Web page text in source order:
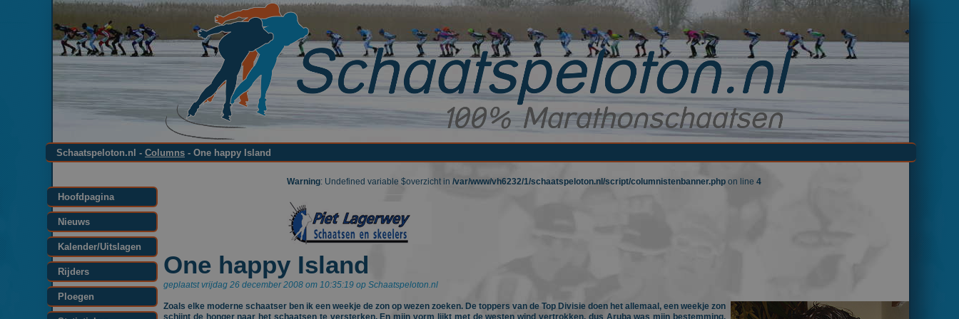
Schaatspeloton.nl - Columns - One happy Island
Hoofdpagina
Nieuws
Kalender/Uitslagen
Rijders
Ploegen
Warning: Undefined variable $overzicht in /var/www/vh6232/1/schaatspeloton.nl/script/columnistenbanner.phpon line 4
One happy Island
geplaatst vrijdag 26 december 2008 om 10:35:19 op Schaatspeloton.nl
Zoals elke moderne schaatser ben ik een weekje de zon op wezen zoeken. De toppers van de Top Divisie doen het allemaal, een weekje zon
schijnt de honger naar het schaatsen te versterken. En mijn vorm lijkt met de westen wind vertrokken, dus Aruba was mijn bestemming.